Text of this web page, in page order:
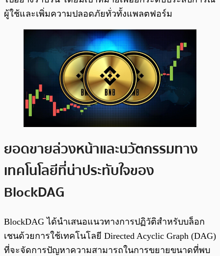
ผู้ใช้และเพิ่มความปลอดภัยทั่วทั้งแพลตฟอร์ม
ยอดขายล่วงหน้าและนวัตกรรมทาง
เทคโนโลยีที่น่าประทับใจของ
BlockDAG
BlockDAG ได้นำเสนอแนวทางการปฏิวัติสำหรับบล็อก
เชนด้วยการใช้เทคโนโลยี Directed Acyclic Graph (DAG)
ที่จะจัดการปัญหาความสามารถในการขยายขนาดที่พบ